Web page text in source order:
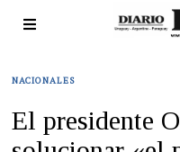
NACIONALES
El presidente